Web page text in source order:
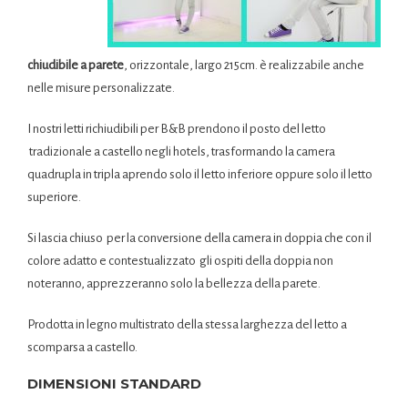
chiudibile a parete, orizzontale, largo 215cm. è realizzabile anche
nelle misure personalizzate.
I nostri letti richiudibili per B&B prendono il posto del letto
tradizionale a castello negli hotels, trasformando la camera
quadrupla in tripla aprendo solo il letto inferiore oppure solo il letto
superiore.
Si lascia chiuso per la conversione della camera in doppia che con il
colore adatto e contestualizzato gli ospiti della doppia non
noteranno, apprezzeranno solo la bellezza della parete.
Prodotta in legno multistrato della stessa larghezza del letto a
scomparsa a castello.
DIMENSIONI STANDARD